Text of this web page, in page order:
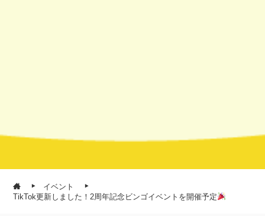
イベント
TikTok更新しました！2周年記念ビンゴイベントを開催予定